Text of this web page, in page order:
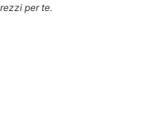
per te.